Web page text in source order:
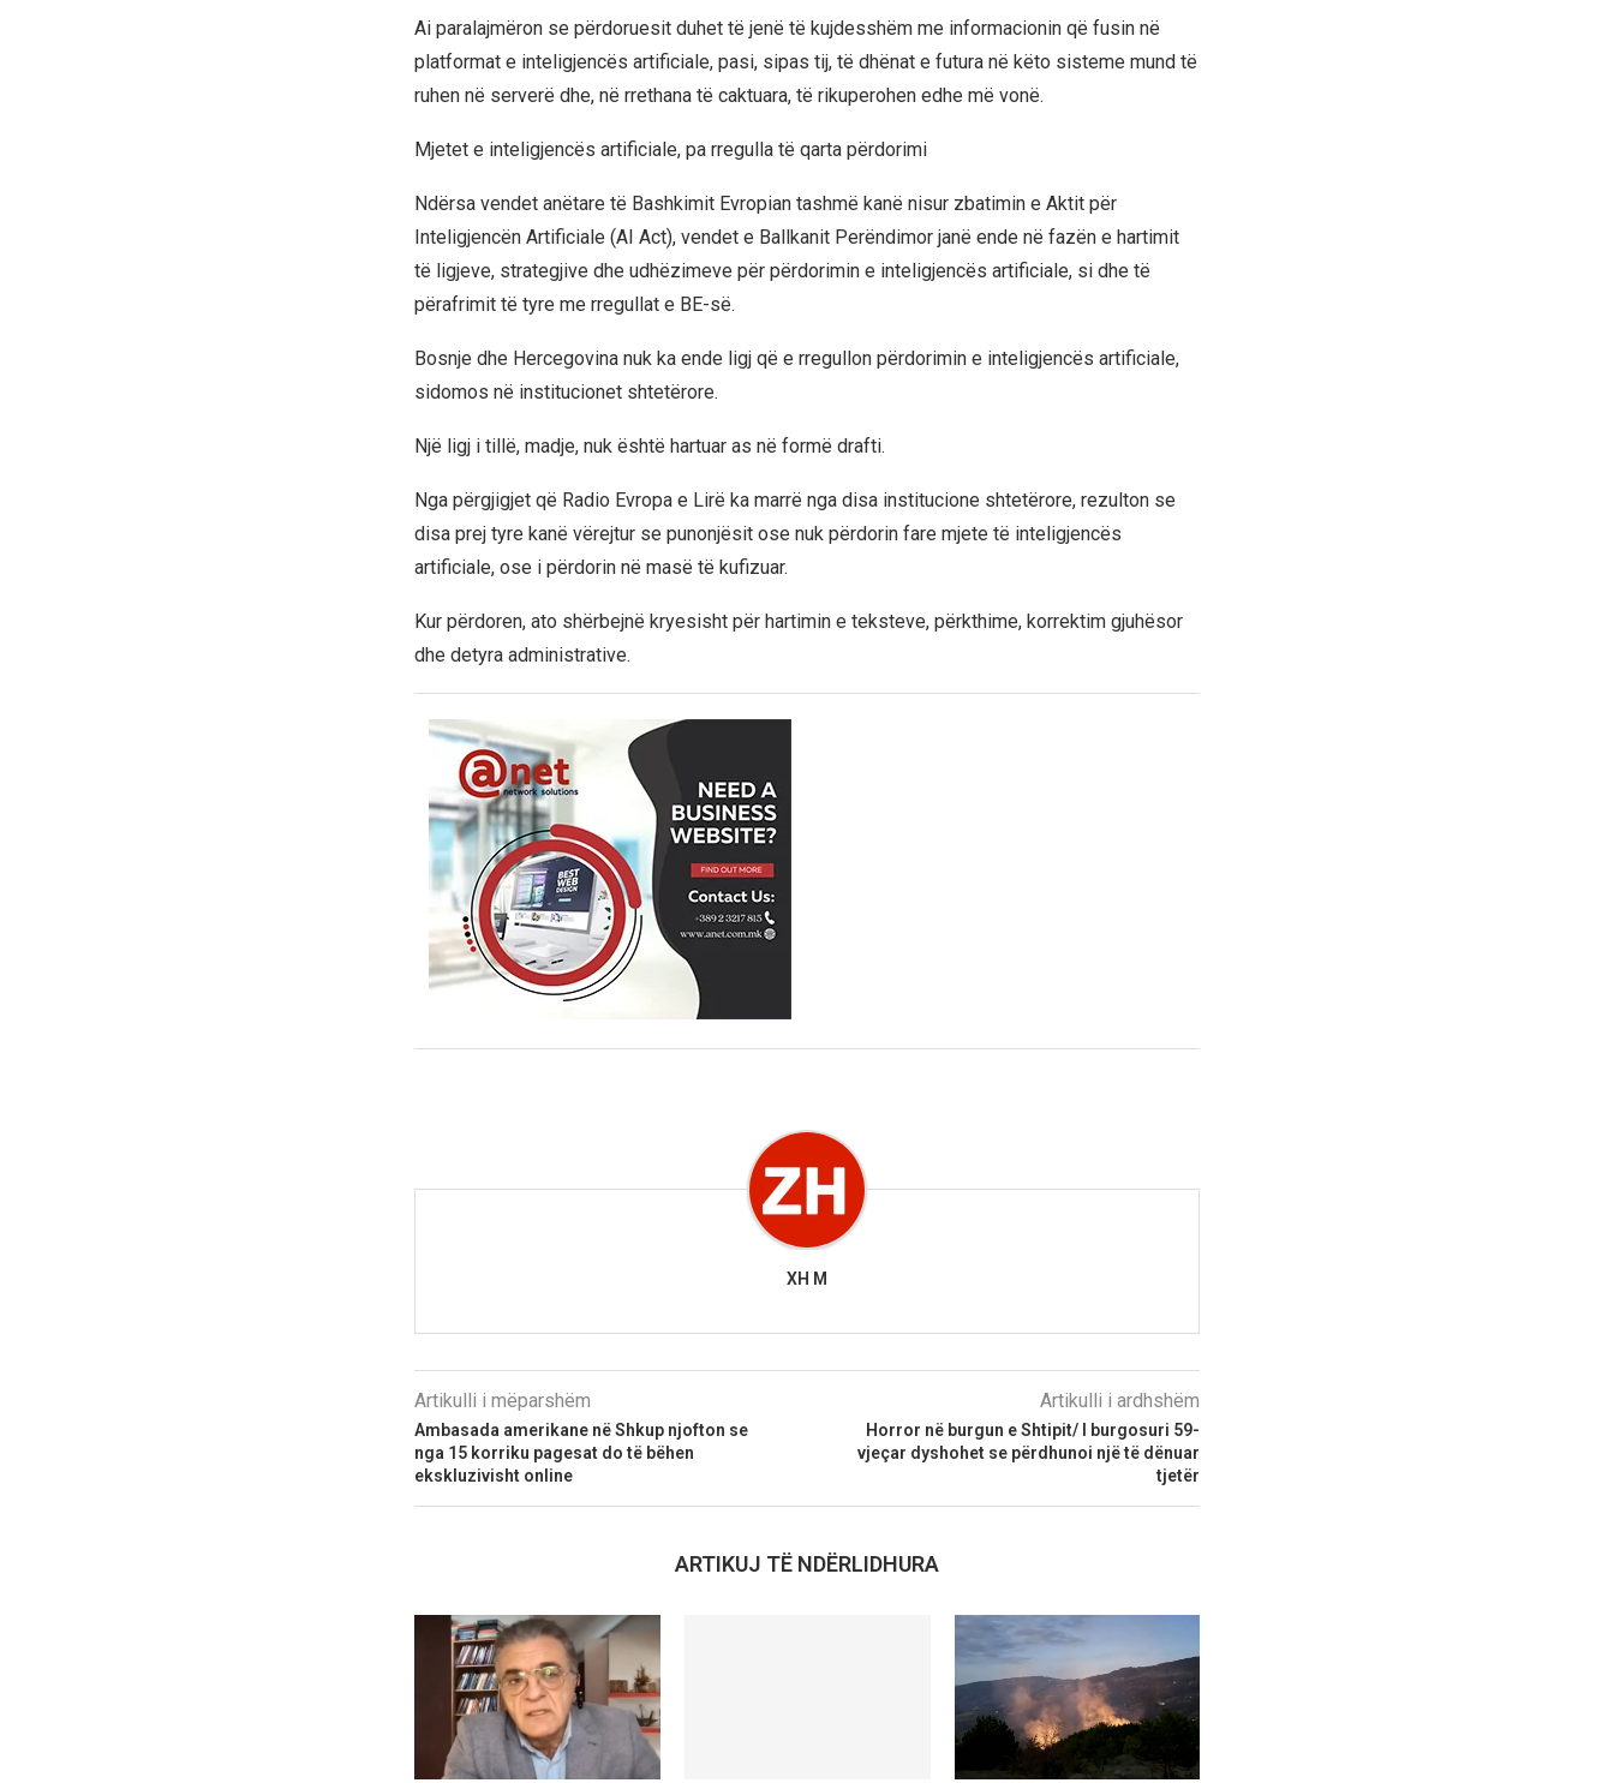
Ai paralajmëron se përdoruesit duhet të jenë të kujdesshëm me informacionin që fusin në
platformat e inteligjencës artificiale, pasi, sipas tij, të dhënat e futura në këto sisteme mund të
ruhen në serverë dhe, në rrethana të caktuara, të rikuperohen edhe më vonë.
Mjetet e inteligjencës artificiale, pa rregulla të qarta përdorimi
Ndërsa vendet anëtare të Bashkimit Evropian tashmë kanë nisur zbatimin e Aktit për
Inteligjencën Artificiale (AI Act), vendet e Ballkanit Perëndimor janë ende në fazën e hartimit
të ligjeve, strategjive dhe udhëzimeve për përdorimin e inteligjencës artificiale, si dhe të
përafrimit të tyre me rregullat e BE-së.
Bosnje dhe Hercegovina nuk ka ende ligj që e rregullon përdorimin e inteligjencës artificiale,
sidomos në institucionet shtetërore.
Një ligj i tillë, madje, nuk është hartuar as në formë drafti.
Nga përgjigjet që Radio Evropa e Lirë ka marrë nga disa institucione shtetërore, rezulton se
disa prej tyre kanë vërejtur se punonjësit ose nuk përdorin fare mjete të inteligjencës
artificiale, ose i përdorin në masë të kufizuar.
Kur përdoren, ato shërbejnë kryesisht për hartimin e teksteve, përkthime, korrektim gjuhësor
dhe detyra administrative.
XH M
Artikulli i mëparshëm
Ambasada amerikane në Shkup njofton se
nga 15 korriku pagesat do të bëhen
ekskluzivisht online
Artikulli i ardhshëm
Horror në burgun e Shtipit/ I burgosuri 59-
vjeçar dyshohet se përdhunoi një të dënuar
tjetër
ARTIKUJ TË NDËRLIDHURA